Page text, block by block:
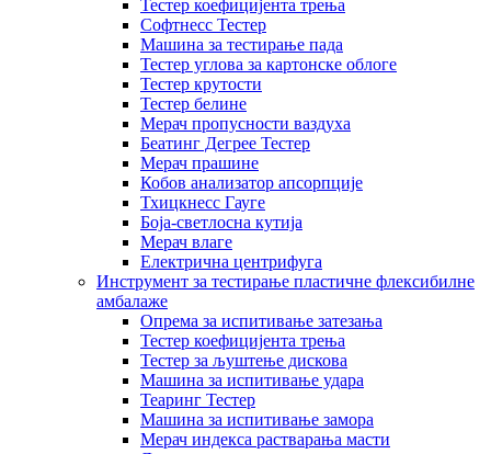
Тестер коефицијента трења
Софтнесс Тестер
Машина за тестирање пада
Тестер углова за картонске облоге
Тестер крутости
Тестер белине
Мерач пропусности ваздуха
Беатинг Дегрее Тестер
Мерач прашине
Кобов анализатор апсорпције
Тхицкнесс Гауге
Боја-светлосна кутија
Мерач влаге
Електрична центрифуга
Инструмент за тестирање пластичне флексибилне
амбалаже
Опрема за испитивање затезања
Тестер коефицијента трења
Тестер за љуштење дискова
Машина за испитивање удара
Теаринг Тестер
Машина за испитивање замора
Мерач индекса растварања масти